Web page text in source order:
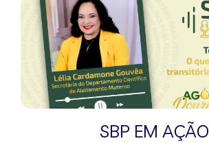
SBP EM AÇÃO